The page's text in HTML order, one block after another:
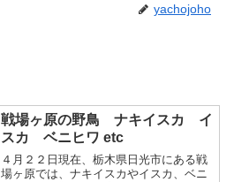
yachojoho
戦場ヶ原の野鳥 ナキイスカ イ
スカ ベニヒワ etc
４月２２日現在、栃木県日光市にある戦
場ヶ原では、ナキイスカやイスカ、ベニ